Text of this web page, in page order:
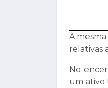
A
relativas
No
um ativo